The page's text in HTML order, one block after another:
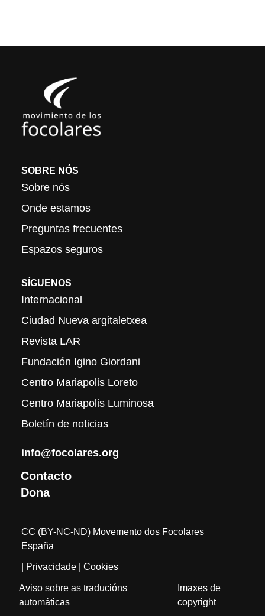
SOBRE NÓS
Sobre nós
Onde estamos
Preguntas frecuentes
Espazos seguros
SÍGUENOS
Internacional
Ciudad Nueva argitaletxea
Revista LAR
Fundación Igino Giordani
Centro Mariapolis Loreto
Centro Mariapolis Luminosa
Boletín de noticias
info@focolares.org
Contacto
Dona
CC (BY-NC-ND) Movemento dos Focolares
España
| Privacidade | Cookies
Aviso sobre as traducións
automáticas
Imaxes de
copyright